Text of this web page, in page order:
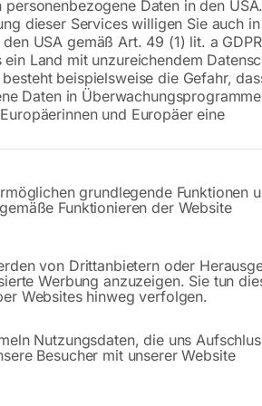
€ 234,00
inkl. MwSt. zzgl.Versandkosten
Lieferzeit:ca. 2 - 3 Tage
Bitte beachten Sie: Die Versandkosten
In den
Sie haben
Gerne
Daten in den
dieser Services willigen Sie auch
USA gemäß Art. 49 (1) lit. a
Land mit unzureichendem
beispielsweise die Gefahr,
Daten in
und Europäer eine
für die eine Einwilligung erteilt
grundlegende Funktionen
Funktionieren der Website
von Drittanbietern oder
Werbung anzuzeigen. Sie tun
Websites hinweg verfolgen.
Nutzungsdaten, die uns
Besucher mit unserer Website